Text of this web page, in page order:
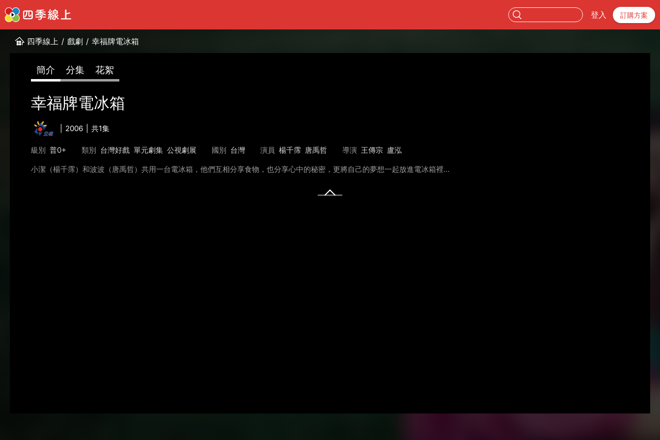
登入 訂購方案
四季線上 / 戲劇 / 幸福牌電冰箱
簡介 分集 花絮
幸福牌電冰箱
2006 共1集
級別 普0+ 類別 台灣好戲 單元劇集 公視劇展 國別 台灣 演員 楊千霈 唐禹哲 導演 王傳宗 盧泓
小潔（楊千霈）和波波（唐禹哲）共用一台電冰箱，他們互相分享食物，也分享心中的秘密，更將自己的夢想一起放進電冰箱裡…